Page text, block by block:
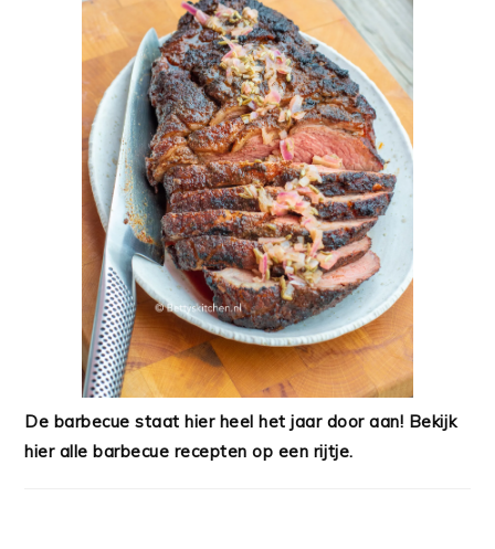
De barbecue staat hier heel het jaar door aan! Bekijk
hier alle barbecue recepten op een rijtje.